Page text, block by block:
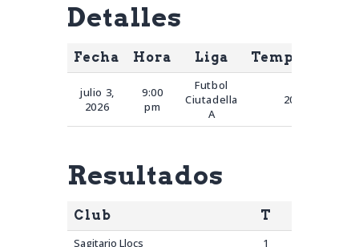
Detalles
Fecha Hora Liga Temporada
julio 3,
2026
9:00
pm
Futbol
Ciutadella
A
2026
Resultados
Club T
Sagitario Llocs 1